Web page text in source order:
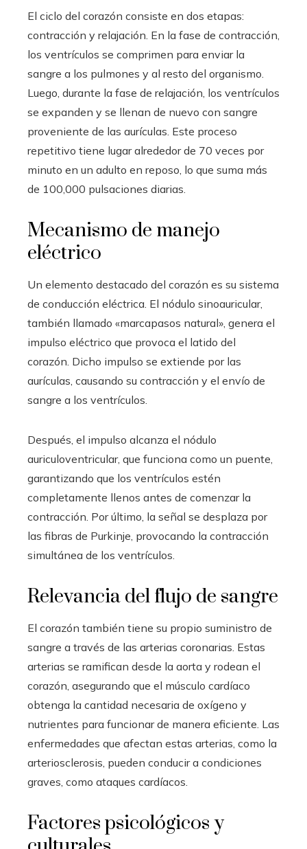
El ciclo del corazón consiste en dos etapas:
contracción y relajación. En la fase de contracción,
los ventrículos se comprimen para enviar la
sangre a los pulmones y al resto del organismo.
Luego, durante la fase de relajación, los ventrículos
se expanden y se llenan de nuevo con sangre
proveniente de las aurículas. Este proceso
repetitivo tiene lugar alrededor de 70 veces por
minuto en un adulto en reposo, lo que suma más
de 100,000 pulsaciones diarias.
Mecanismo de manejo
eléctrico
Un elemento destacado del corazón es su sistema
de conducción eléctrica. El nódulo sinoauricular,
también llamado «marcapasos natural», genera el
impulso eléctrico que provoca el latido del
corazón. Dicho impulso se extiende por las
aurículas, causando su contracción y el envío de
sangre a los ventrículos.
Después, el impulso alcanza el nódulo
auriculoventricular, que funciona como un puente,
garantizando que los ventrículos estén
completamente llenos antes de comenzar la
contracción. Por último, la señal se desplaza por
las fibras de Purkinje, provocando la contracción
simultánea de los ventrículos.
Relevancia del flujo de sangre
El corazón también tiene su propio suministro de
sangre a través de las arterias coronarias. Estas
arterias se ramifican desde la aorta y rodean el
corazón, asegurando que el músculo cardíaco
obtenga la cantidad necesaria de oxígeno y
nutrientes para funcionar de manera eficiente. Las
enfermedades que afectan estas arterias, como la
arteriosclerosis, pueden conducir a condiciones
graves, como ataques cardíacos.
Factores psicológicos y